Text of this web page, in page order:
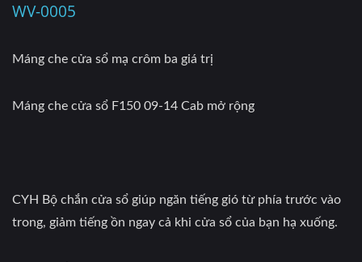
WV-0005
Máng che cửa sổ mạ crôm ba giá trị
Máng che cửa sổ F150 09-14 Cab mở rộng
CYH Bộ chắn cửa sổ giúp ngăn tiếng gió từ phía trước vào
trong, giảm tiếng ồn ngay cả khi cửa sổ của bạn hạ xuống.